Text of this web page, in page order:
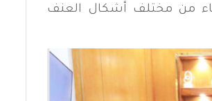
من مختلف أشكال العنف